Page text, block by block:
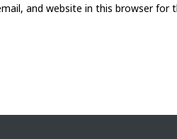
and website in this browser